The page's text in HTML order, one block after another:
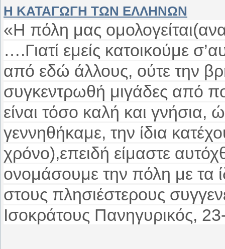
Η ΚΑΤΑΓΩΓΗ ΤΩΝ ΕΛΛΗΝΩΝ
«Η πόλη μας
….Γιατί εμείς κατοικούμε
από εδώ άλλους, ούτε την
συγκεντρωθή μιγάδες από
είναι τόσο καλή και γνήσια,
γεννηθήκαμε, την ίδια
χρόνο),επειδή είμαστε
ονομάσουμε την πόλη με τα
στους πλησιέστερους
Ισοκράτους Πανηγυρικός,